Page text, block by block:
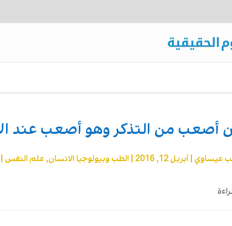
أصعب من التذكر وهو أصعب عند
عيساوي |أبريل 12, 2016 |الطب وبيولوجيا الانسان,علم النفس